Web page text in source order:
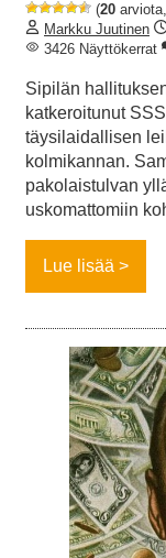
(20
Markku Juutinen
3426 Näyttökerrat
Sipilän
katkeroitunut
täysilaidallisen
kolmikannan.
pakolaistulvan
uskomattomiin
Lue lisää